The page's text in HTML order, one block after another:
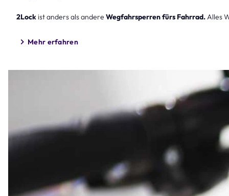
2Lock ist anders als andere Wegfahrsperren fürs Fahrrad.Alles
Mehr erfahren